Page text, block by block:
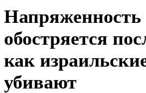
Напряженность
обостряется
как
убивают